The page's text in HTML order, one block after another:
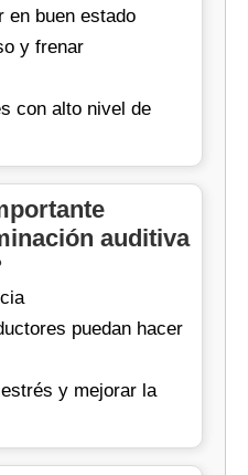
en buen estado
y frenar
con alto nivel de
auditiva
puedan hacer
y mejorar la